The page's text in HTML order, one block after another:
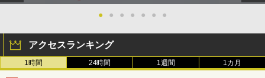
● ● ● ● ● ● ●
アクセスランキング
1時間 24時間 1週間 1カ月